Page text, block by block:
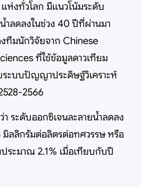
ห่งทั่วโลก มีแนวโน้มระดับ
ำลดลงในช่วง 40 ปีที่ผ่านมา
ทีมนักวิจัยจาก Chinese
ที่ใช้ข้อมูลดาวเทียม
ระบบปัญญาประดิษฐ์วิเคราะห์
2566
ระดับออกซิเจนละลายน้ำลดลง
มิลลิกรัมต่อลิตรต่อทศวรรษ หรือ
ระมาณ 2.1% เมื่อเทียบกับปี